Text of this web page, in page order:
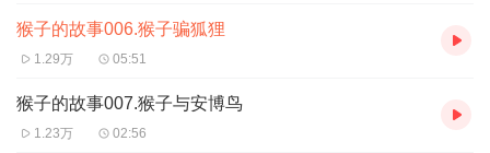
猴子的故事006.猴子骗狐狸
1.29万 05:51
猴子的故事007.猴子与安博鸟
1.23万 02:56